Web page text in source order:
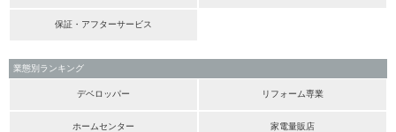
保証・アフターサービス
業態別ランキング
デベロッパー リフォーム専業
ホームセンター 家電量販店